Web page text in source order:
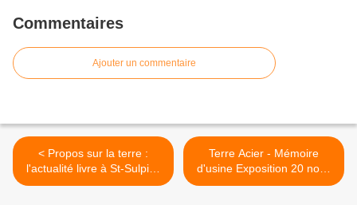
Commentaires
Ajouter un commentaire
< Propos sur la terre :
l'actualité livre à St-Sulpice
Céramique 23/26 sept.
Terre Acier - Mémoire
d'usine Exposition 20 nov /
8 janv 2022 Sculptures